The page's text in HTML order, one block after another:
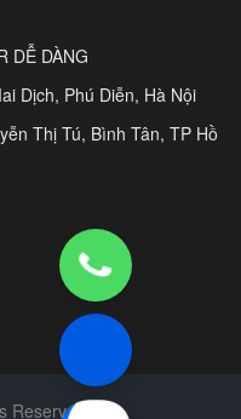
DỄ DÀNG
Dịch, Phú Diễn, Hà Nội
Thị Tú, Bình Tân, TP Hồ
Reserved